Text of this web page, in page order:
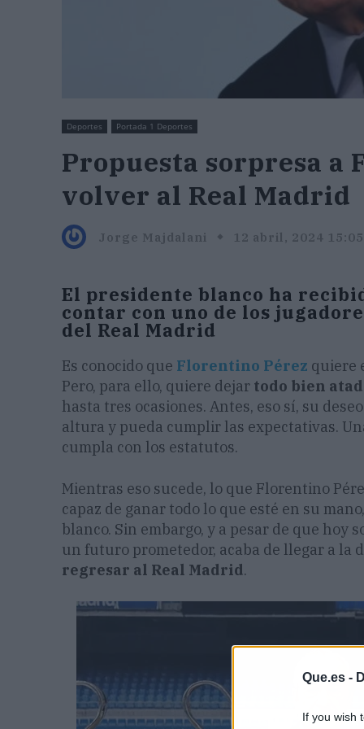
Que.es -
If you wish
Deportes Portada 1 Deportes
Propuesta sorpresa a
volver al Real Madrid
Jorge Majdalani 12 abril, 2024 15:05
El presidente blanco ha
contar con uno de los
del Real Madrid
Es conocido que Florentino Pérez quiere
Pero, para ello, quiere dejar todo bien
hasta tres ocasiones. Antes, eso sí, su
altura y pueda cumplir las expectativas.
cumpla con los estatutos.
Mientras eso sucede, lo que Florentino
capaz de ganar todo lo que esté en su
blanco. Sin embargo, y a pesar de que hoy
un futuro prometedor, acaba de llegar a la
regresar al Real Madrid.